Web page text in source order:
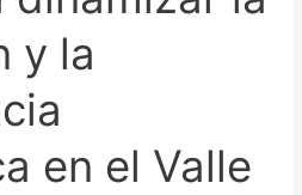
y la
en el Valle